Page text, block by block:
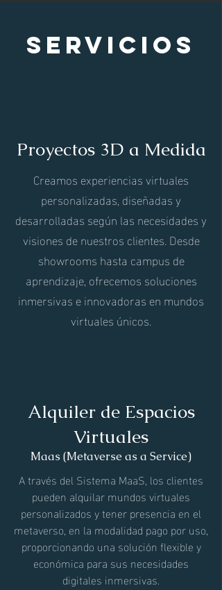
Servicios
Proyectos 3D a Medida
Creamos experiencias virtuales
personalizadas, diseñadas y
desarrolladas según las necesidades y
visiones de nuestros clientes. Desde
showrooms hasta campus de
aprendizaje, ofrecemos soluciones
inmersivas e innovadoras en mundos
virtuales únicos.
Alquiler de Espacios
Virtuales
Maas (Metaverse as a Service)
A través del Sistema MaaS, los clientes
pueden alquilar mundos virtuales
personalizados y tener presencia en el
metaverso, en la modalidad pago por uso,
proporcionando una solución flexible y
económica para sus necesidades
digitales inmersivas.